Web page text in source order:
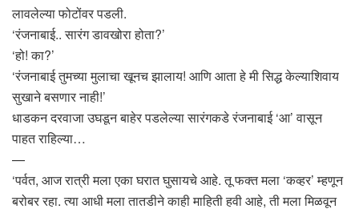
लावलेल्या फोटोंवर पडली.
‘रंजनाबाई.. सारंग डावखोरा होता?’
‘हो! का?’
‘रंजनाबाई तुमच्या मुलाचा खूनच झालाय! आणि आता हे मी सिद्ध केल्याशिवाय
सुखाने बसणार नाही!’
धाडकन दरवाजा उघडून बाहेर पडलेल्या सारंगकडे रंजनाबाई ‘आ’ वासून
पाहत राहिल्या…
—
‘पर्वत, आज रात्री मला एका घरात घुसायचे आहे. तू फक्त मला ‘कव्हर’ म्हणून
बरोबर रहा. त्या आधी मला तातडीने काही माहिती हवी आहे, ती मला मिळवून